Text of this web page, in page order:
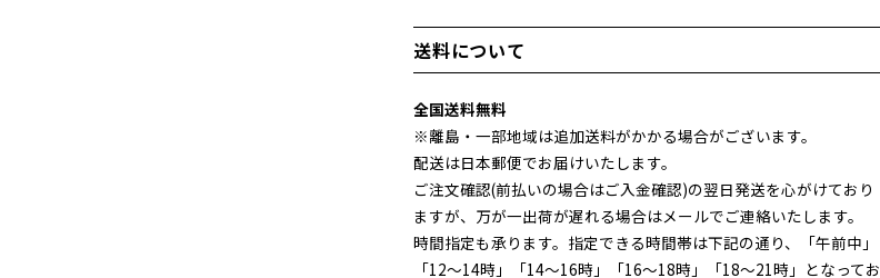
送料について
全国送料無料
※離島・一部地域は追加送料がかかる場合がございます。
配送は日本郵便でお届けいたします。
ご注文確認(前払いの場合はご入金確認)の翌日発送を心がけており
ますが、万が一出荷が遅れる場合はメールでご連絡いたします。
時間指定も承ります。指定できる時間帯は下記の通り、「午前中」
「12～14時」「14～16時」「16～18時」「18～21時」となってお